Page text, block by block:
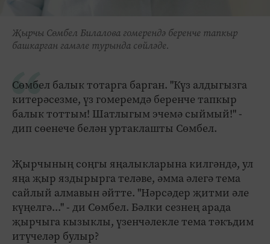
Җырчы Сөмбел Билалова гомерендә беренче тапкыр
башкарган гамәле турында сөйләде.
Сөмбел балык тотарга барган. "Күз алдыгызга
китерәсезме, үз гомеремдә беренче тапкыр
балык тоттым! Шатлыгым эчемә сыймый!" -
дип сөенече белән уртаклашты Сөмбел.
Җырчының соңгы яңалыкларына килгәндә, ул
яңа җыр яздырырга теләве, әмма әлегә тема
сайлый алмавын әйтте. "Нәрсәдер җитми әле
күңелгә..." - ди Сөмбел. Бәлки сезнең арада
җырчыга кызыклы, үзенчәлекле тема тәкъдим
итүчеләр булыр?